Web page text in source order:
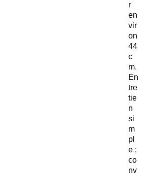
r
en
vir
on
44
c
m.
En
tre
tie
n
si
m
pl
e ;
co
nv